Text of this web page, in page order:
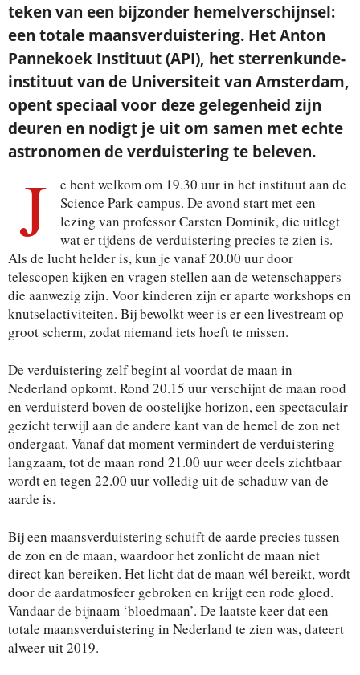
teken van een bijzonder hemelverschijnsel:
een totale maansverduistering. Het Anton
Pannekoek Instituut (API), het sterrenkunde-
instituut van de Universiteit van Amsterdam,
opent speciaal voor deze gelegenheid zijn
deuren en nodigt je uit om samen met echte
astronomen de verduistering te beleven.
J
e bent welkom om 19.30 uur in het instituut aan de
Science Park-campus. De avond start met een
lezing van professor Carsten Dominik, die uitlegt
wat er tijdens de verduistering precies te zien is.
Als de lucht helder is, kun je vanaf 20.00 uur door
telescopen kijken en vragen stellen aan de wetenschappers
die aanwezig zijn. Voor kinderen zijn er aparte workshops en
knutselactiviteiten. Bij bewolkt weer is er een livestream op
groot scherm, zodat niemand iets hoeft te missen.
De verduistering zelf begint al voordat de maan in
Nederland opkomt. Rond 20.15 uur verschijnt de maan rood
en verduisterd boven de oostelijke horizon, een spectaculair
gezicht terwijl aan de andere kant van de hemel de zon net
ondergaat. Vanaf dat moment vermindert de verduistering
langzaam, tot de maan rond 21.00 uur weer deels zichtbaar
wordt en tegen 22.00 uur volledig uit de schaduw van de
aarde is.
Bij een maansverduistering schuift de aarde precies tussen
de zon en de maan, waardoor het zonlicht de maan niet
direct kan bereiken. Het licht dat de maan wél bereikt, wordt
door de aardatmosfeer gebroken en krijgt een rode gloed.
Vandaar de bijnaam ‘bloedmaan’. De laatste keer dat een
totale maansverduistering in Nederland te zien was, dateert
alweer uit 2019.